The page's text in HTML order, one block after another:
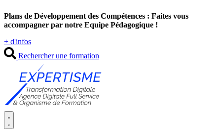
au
contenu
Plans de Développement des Compétences : Faites vous
accompagner par notre Equipe Pédagogique !
+ d'infos
Rechercher une formation